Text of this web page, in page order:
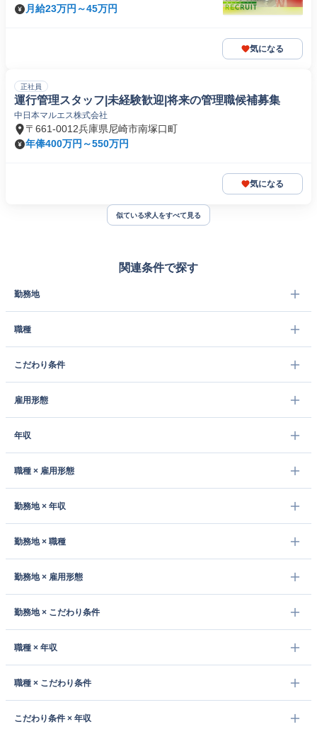
月給23万円～45万円
気になる
正社員
運行管理スタッフ|未経験歓迎|将来の管理職候補募集
中日本マルエス株式会社
〒661-0012兵庫県尼崎市南塚口町
年俸400万円～550万円
気になる
似ている求人をすべて見る
関連条件で探す
勤務地
職種
こだわり条件
雇用形態
年収
職種 × 雇用形態
勤務地 × 年収
勤務地 × 職種
勤務地 × 雇用形態
勤務地 × こだわり条件
職種 × 年収
職種 × こだわり条件
こだわり条件 × 年収